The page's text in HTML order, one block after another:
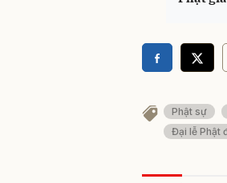
Phật sự
Đại lễ Phật